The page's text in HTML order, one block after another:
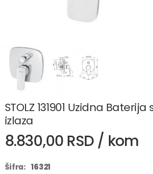
STOLZ 131901 Uzidna Baterija
izlaza
8.830,00 RSD / kom
Šifra: 16321